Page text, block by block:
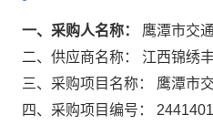
一、采购人名称：
鹰潭市交
二、供应商名称：
江西锦绣
三、采购项目名称：
鹰潭市
四、采购项目编号：